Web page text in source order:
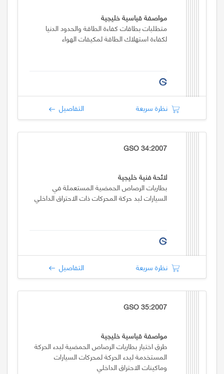
مواصفة قياسية خليجية
متطلبات بطاقات كفاءة الطاقة والحدود الدنيا
لكفاءة استهلاك الطاقة لمكيفات الهواء
نظرة سريعة التفاصيل
GSO 34:2007
لائحة فنية خليجية
بطاريات الرصاص الحمضية المستعملة في
السيارات لبد حركة المحركات ذات الاحتراق الداخلي
نظرة سريعة التفاصيل
GSO 35:2007
مواصفة قياسية خليجية
طرق اختبار بطاريات الرصاص الحمضية لبدء الحركة
المستخدمة لبدء الحركة لمحركات السيارات
وماكينات الاحتراق الداخلي